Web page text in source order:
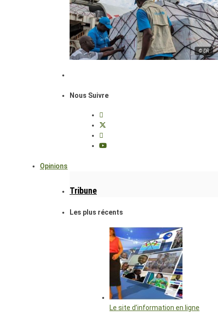
© DR
Nous Suivre
Opinions
Tribune
Les plus récents
Le site d’information en ligne